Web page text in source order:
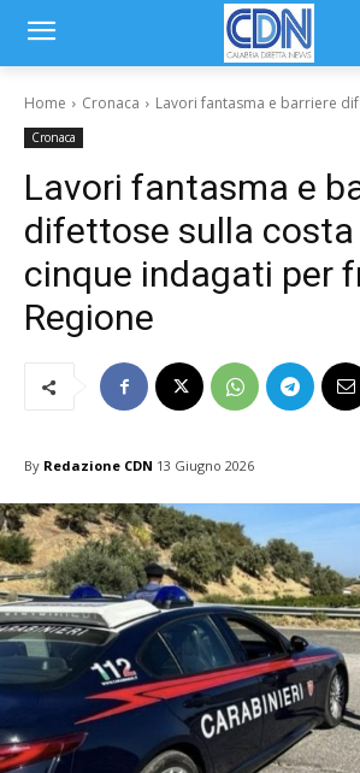
Home Cronaca Lavori fantasma e barriere
Cronaca
Lavori fantasma e
difettose sulla costa
cinque indagati per
Regione
By Redazione CDN 13 Giugno 2026